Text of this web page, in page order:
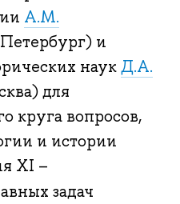
А.М.
и
наукД.А.
для
круга вопросов,
и истории
XI –
задач